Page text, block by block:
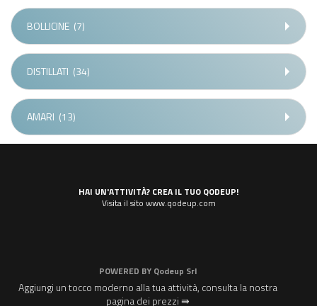
BOLLICINE (7)
DISTILLATI (34)
AMARI (13)
HAI UN'ATTIVITÀ? CREA IL TUO QODEUP!
Visita il sito www.qodeup.com
POWERED BY Qodeup Srl
Aggiungi un tocco moderno alla tua attività, consulta la nostra
pagina dei prezzi ⇛